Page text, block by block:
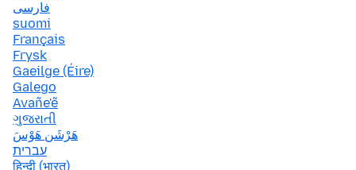
فارسی
suomi
Français
Frysk
Gaeilge (Éire)
Galego
Avañe'ẽ
ગુજરાતી
هَرْشَن هَوْسَ
עברית
हिन्दी (भारत)